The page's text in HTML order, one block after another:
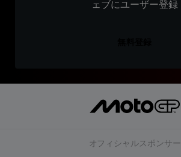
ェブにユーザー登録
オフィシャルスポンサー